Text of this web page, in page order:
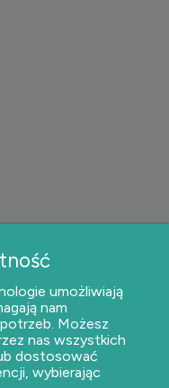
umożliwiają
nam
Możesz
nas wszystkich
dostosować
wybierając